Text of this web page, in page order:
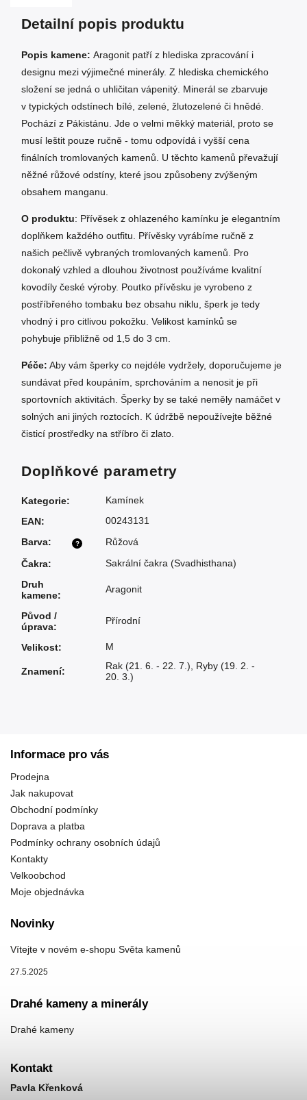
Detailní popis produktu
Popis kamene: Aragonit patří z hlediska zpracování i
designu mezi výjimečné minerály. Z hlediska chemického
složení se jedná o uhličitan vápenitý. Minerál se zbarvuje
v typických odstínech bílé, zelené, žlutozelené či hnědé.
Pochází z Pákistánu. Jde o velmi měkký materiál, proto se
musí leštit pouze ručně - tomu odpovídá i vyšší cena
finálních tromlovaných kamenů. U těchto kamenů převažují
něžné růžové odstíny, které jsou způsobeny zvýšeným
obsahem manganu.
O produktu: Přívěsek z ohlazeného kamínku je elegantním
doplňkem každého outfitu. Přívěsky vyrábíme ručně z
našich pečlivě vybraných tromlovaných kamenů. Pro
dokonalý vzhled a dlouhou životnost používáme kvalitní
kovodíly české výroby. Poutko přívěsku je vyrobeno z
postříbřeného tombaku bez obsahu niklu, šperk je tedy
vhodný i pro citlivou pokožku. Velikost kamínků se
pohybuje přibližně od 1,5 do 3 cm.
Péče: Aby vám šperky co nejdéle vydržely, doporučujeme je
sundávat před koupáním, sprchováním a nenosit je při
sportovních aktivitách. Šperky by se také neměly namáčet v
solných ani jiných roztocích. K údržbě nepoužívejte běžné
čisticí prostředky na stříbro či zlato.
Doplňkové parametry
Kategorie:
Kamínek
EAN: 00243131
?
Barva:
Růžová
Čakra:
Sakrální čakra (Svadhisthana)
Druh
kamene:
Aragonit
Původ /
úprava:
Přírodní
Velikost: M
Znamení: Rak (21. 6. - 22. 7.)
Ryby (19. 2. -
20. 3.)
Informace pro vás
Prodejna
Jak nakupovat
Obchodní podmínky
Doprava a platba
Podmínky ochrany osobních údajů
Kontakty
Velkoobchod
Moje objednávka
Novinky
Vítejte v novém e-shopu Světa kamenů
27.5.2025
Drahé kameny a minerály
Drahé kameny
Kontakt
Pavla Křenková